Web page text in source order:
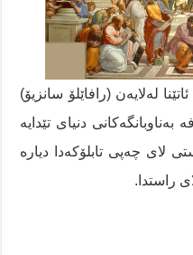
لەلایەن (رافاێلۆ سانزیۆ)
بەناوبانگەکانی دنیای تێدایە
لای چەپی تابلۆکەدا دیارە
راستدا.